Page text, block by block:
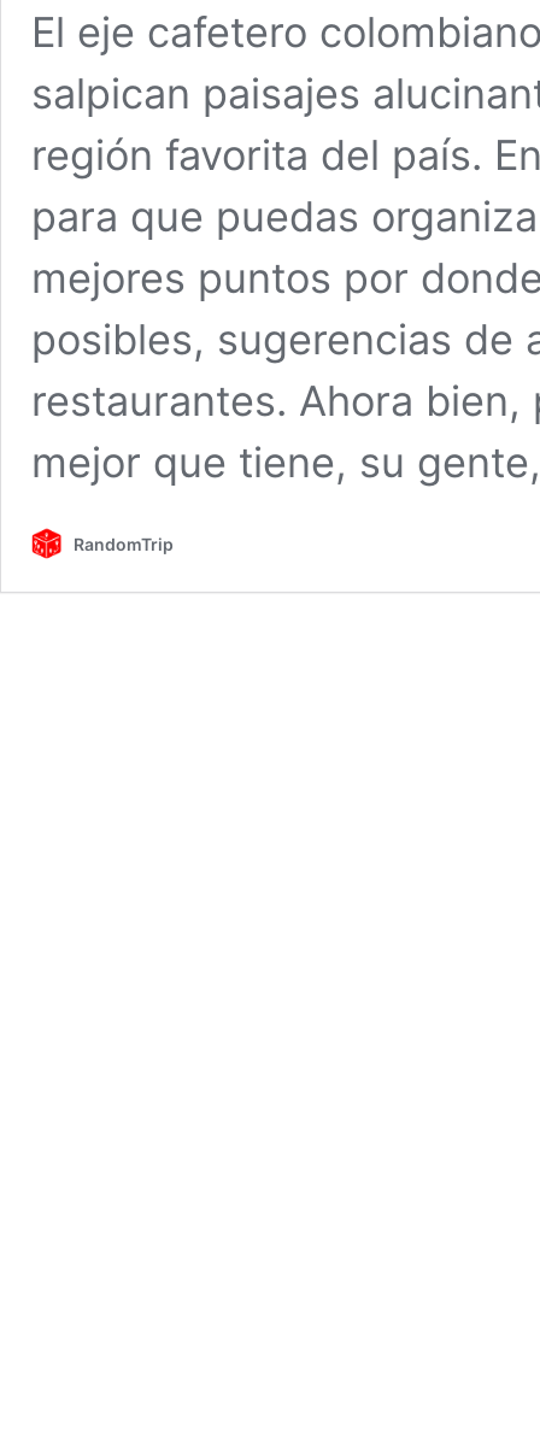
El eje cafetero
salpican paisajes
región favorita del país.
para que puedas
mejores puntos por
posibles, sugerencias de
restaurantes. Ahora
mejor que tiene, su
RandomTrip